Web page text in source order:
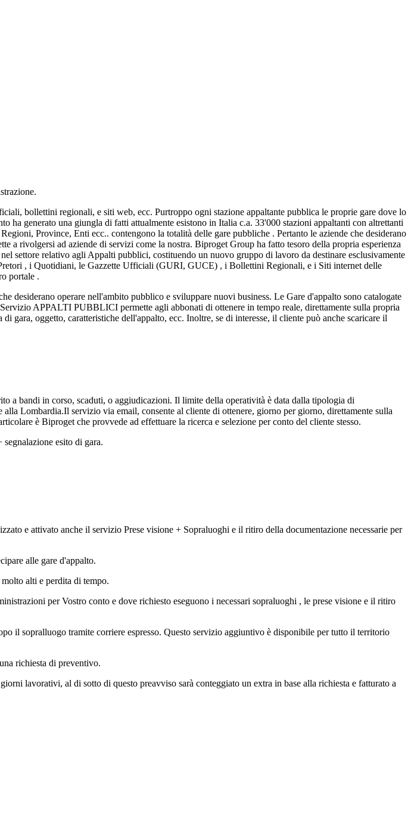
bollettini regionali, e siti web, ecc. Purtroppo ogni stazione appaltante pubblica le proprie gare dove lo
ha generato una giungla di fatti attualmente esistono in Italia c.a. 33'000 stazioni appaltanti con altrettanti
Province, Enti ecc.. contengono la totalità delle gare pubbliche . Pertanto le aziende che desiderano
a rivolgersi ad aziende di servizi come la nostra. Biproget Group ha fatto tesoro della propria esperienza
settore relativo agli Appalti pubblici, costituendo un nuovo gruppo di lavoro da destinare esclusivamente
, i Quotidiani, le Gazzette Ufficiali (GURI, GUCE) , i Bollettini Regionali, e i Siti internet delle
portale .
desiderano operare nell'ambito pubblico e sviluppare nuovi business. Le Gare d'appalto sono catalogate
APPALTI PUBBLICI permette agli abbonati di ottenere in tempo reale, direttamente sulla propria
oggetto, caratteristiche dell'appalto, ecc. Inoltre, se di interesse, il cliente può anche scaricare il
a bandi in corso, scaduti, o aggiudicazioni. Il limite della operatività è data dalla tipologia di
Lombardia.Il servizio via email, consente al cliente di ottenere, giorno per giorno, direttamente sulla
è Biproget che provvede ad effettuare la ricerca e selezione per conto del cliente stesso.
esito di gara.
e attivato anche il servizio Prese visione + Sopraluoghi e il ritiro della documentazione necessarie per
alle gare d'appalto.
alti e perdita di tempo.
per Vostro conto e dove richiesto eseguono i necessari sopraluoghi , le prese visione e il ritiro
il sopralluogo tramite corriere espresso. Questo servizio aggiuntivo è disponibile per tutto il territorio
richiesta di preventivo.
lavorativi, al di sotto di questo preavviso sarà conteggiato un extra in base alla richiesta e fatturato a